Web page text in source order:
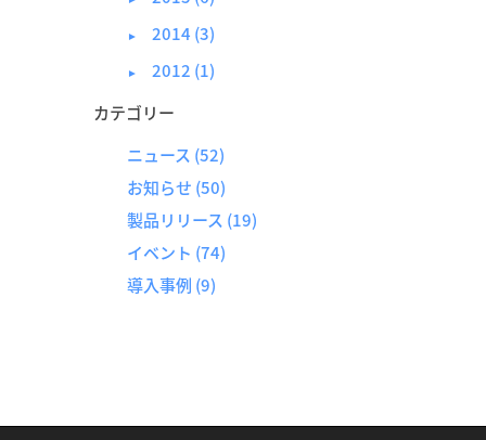
► 2014 (3)
► 2012 (1)
カテゴリー
ニュース (52)
お知らせ (50)
製品リリース (19)
イベント (74)
導入事例 (9)